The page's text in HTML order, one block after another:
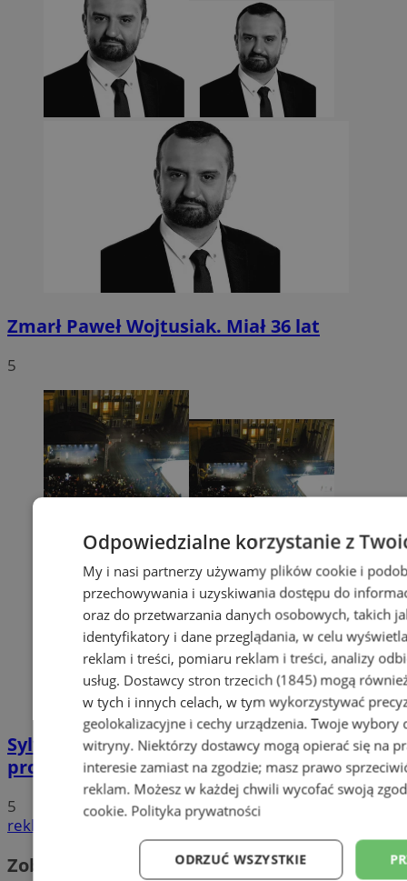
Zmarł Paweł Wojtusiak. Miał 36 lat
5
Sylwester 2019 w Sosnowcu. Sprawdź
program!
5
reklama
Zobacz również
Odpowiedzialne korzystanie z
My i nasi partnerzy używamy plików cookie i
przechowywania i uzyskiwania dostępu do
oraz do przetwarzania danych osobowych, takich
identyfikatory i dane przeglądania, w celu
reklam i treści, pomiaru reklam i treści, analizy
usług. Dostawcy stron trzecich (1845)mogą
w tych i innych celach, w tym wykorzystywać
geolokalizacyjne i cechy urządzenia. Twoje wybory
witryny. Niektórzy dostawcy mogą opierać się na
interesie zamiast na zgodzie; masz prawo
reklam. Możesz w każdej chwili wycofać swoją
cookie. Polityka prywatności
ODRZUĆ WSZYSTKIE